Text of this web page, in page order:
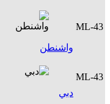
ML-43
واشنطن
ML-43
دبي